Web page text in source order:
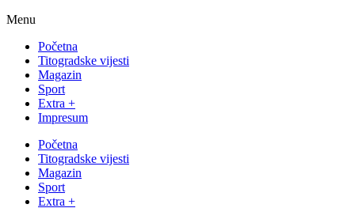
Menu
Početna
Titogradske vijesti
Magazin
Sport
Extra +
Impresum
Početna
Titogradske vijesti
Magazin
Sport
Extra +